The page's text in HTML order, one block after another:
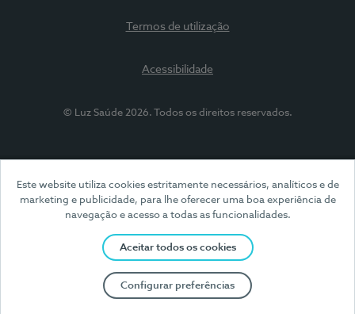
Este website utiliza cookies estritamente necessários, analíticos e de
marketing e publicidade, para lhe oferecer uma boa experiência de
navegação e acesso a todas as funcionalidades.
Aceitar todos os cookies
Configurar preferências
Termos de utilização
Acessibilidade
© Luz Saúde 2026. Todos os direitos reservados.